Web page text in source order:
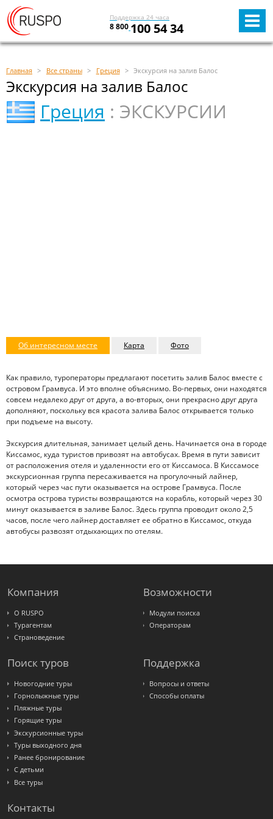
Поддержка 24 часа
8 800 100 54 34
Главная Все страны Греция Экскурсия на залив Балос
Экскурсия на залив Балос
Греция : ЭКСКУРСИИ
Об интересном месте Карта Фото
Как правило, туроператоры предлагают посетить залив Балос вместе с
островом Грамвуса. И это вполне объяснимо. Во-первых, они находятся
совсем недалеко друг от друга, а во-вторых, они прекрасно друг друга
дополняют, поскольку вся красота залива Балос открывается только
при подъеме на высоту.
Экскурсия длительная, занимает целый день. Начинается она в городе
Киссамос, куда туристов привозят на автобусах. Время в пути зависит
от расположения отеля и удаленности его от Киссамоса. В Киссамосе
экскурсионная группа пересаживается на прогулочный лайнер,
который через час пути оказывается на острове Грамвуса. После
осмотра острова туристы возвращаются на корабль, который через 30
минут оказывается в заливе Балос. Здесь группа проводит около 2,5
часов, после чего лайнер доставляет ее обратно в Киссамос, откуда
автобусы развозят отдыхающих по отелям.
Компания
О RUSPO
Турагентам
Страноведение
Возможности
Модули поиска
Операторам
Поиск туров
Новогодние туры
Горнолыжные туры
Пляжные туры
Горящие туры
Экскурсионные туры
Туры выходного дня
Ранее бронирование
С детьми
Все туры
Поддержка
Вопросы и ответы
Способы оплаты
Контакты